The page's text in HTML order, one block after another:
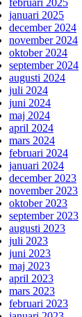
januari 2025
december 2024
november 2024
oktober 2024
september 2024
augusti 2024
juli 2024
juni 2024
maj 2024
april 2024
mars 2024
februari 2024
januari 2024
december 2023
november 2023
oktober 2023
september 2023
augusti 2023
juli 2023
juni 2023
maj 2023
april 2023
mars 2023
februari 2023